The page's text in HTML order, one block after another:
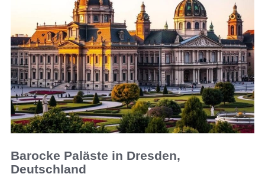
Barocke Paläste in Dresden,
Deutschland